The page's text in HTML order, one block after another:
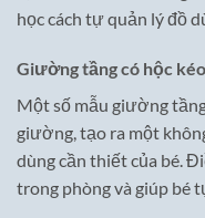
học cách tự quản lý đồ
Giường tầng có hộc kéo
Một số mẫu giường
giường, tạo ra một
dùng cần thiết của bé.
trong phòng và giúp bé